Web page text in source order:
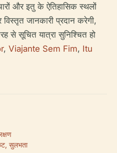
और इतु के ऐतिहासिक स्थलों
जानकारी प्रदान करेगी,
सूचित यात्रा सुनिश्चित हो
, Viajante Sem Fim, Itu
सुलभता